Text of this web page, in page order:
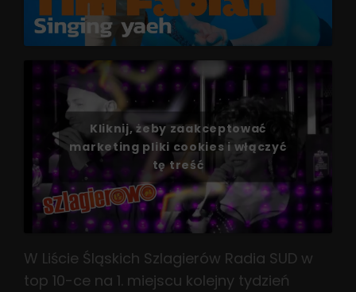
Kliknij, żeby zaakceptować
marketing pliki cookies i włączyć
tę treść
W Liście Śląskich Szlagierów Radia SUD w
top 10-ce na 1. miejscu kolejny tydzień